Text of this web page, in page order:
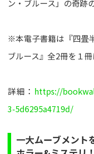
ン・ブルース」の奇跡
※本電子書籍は『四畳
ブルース』全2冊を１
詳細： https://
3-5d6295a4719d/
一大ムーブメント